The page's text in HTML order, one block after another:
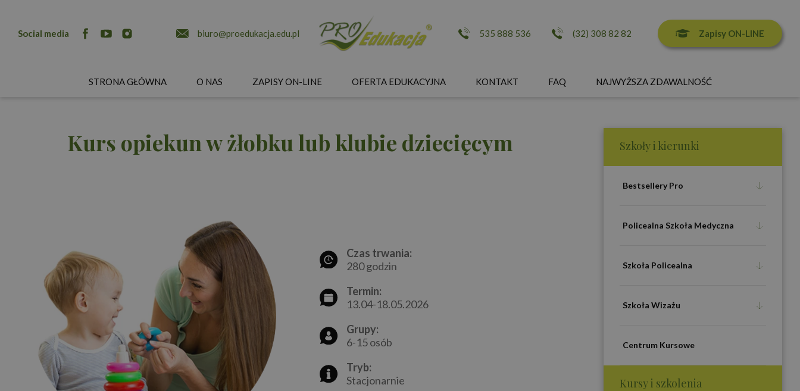
Social media biuro@proedukacja.edu.pl 535 888 536 (32) 308 82 82 Zapisy ON-LINE
STRONA GŁÓWNA O NAS ZAPISY ON-LINE OFERTA EDUKACYJNA KONTAKT FAQ NAJWYŻSZA ZDAWALNOŚĆ
Kurs opiekun w żłobku lub klubie dziecięcym
Czas trwania:
280 godzin
Termin:
13.04-18.05.2026
Grupy:
6-15 osób
Tryb:
Stacjonarnie
Szkoły i kierunki
Bestsellery Pro
Policealna Szkoła Medyczna
Szkoła Policealna
Szkoła Wizażu
Centrum Kursowe
Kursy i szkolenia